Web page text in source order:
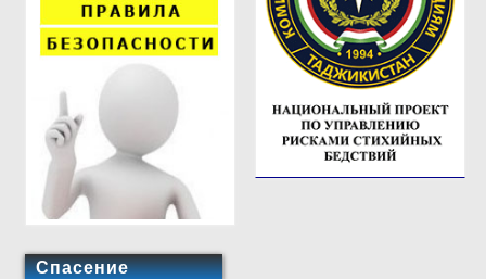
Спасение